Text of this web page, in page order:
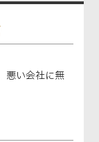
悪い会社に無